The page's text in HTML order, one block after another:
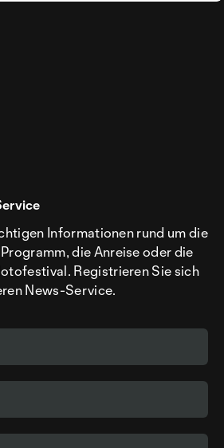
Informationen rund um die
die Anreise oder die
Registrieren Sie sich
News-Service.